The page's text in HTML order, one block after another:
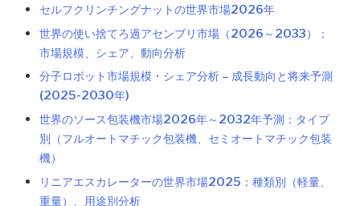
セルフクリンチングナットの世界市場2026年
世界の使い捨てろ過アセンブリ市場（2026～2033）：
市場規模、シェア、動向分析
分子ロボット市場規模・シェア分析 – 成長動向と将来予測
(2025-2030年)
世界のソース包装機市場2026年～2032年予測：タイプ
別（フルオートマチック包装機、セミオートマチック包装
機）
リニアエスカレーターの世界市場2025：種類別（軽量、
重量）、用途別分析